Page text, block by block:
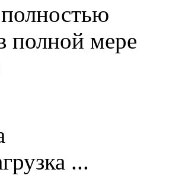
полной мере
...